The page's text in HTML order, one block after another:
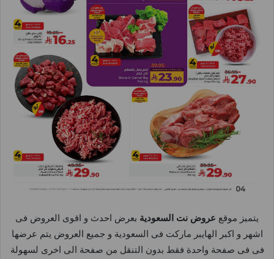
يتميز موقع عروض نت السعودية بعرض احدث و اقوى العروض فى
اشهر و اكبر الهايبر ماركت فى السعودية و جميع العروض يتم عرضها
فى فى صفحة واحدة فقط بدون التنقل من صفحة الى اخرى لسهولة